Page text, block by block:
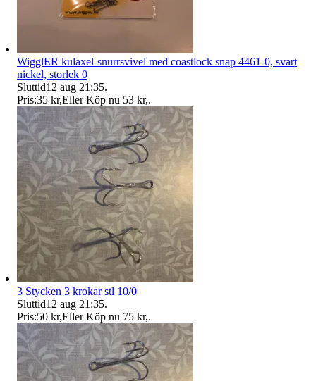
WigglER kulaxel-snurrsvivel med coastlock snap 4461-0, svart
nickel, storlek 0
Sluttid12 aug 21:35.
Pris:35 kr,Eller Köp nu 53 kr,.
3 Stycken 3 krokar stl 10/0
Sluttid12 aug 21:35.
Pris:50 kr,Eller Köp nu 75 kr,.